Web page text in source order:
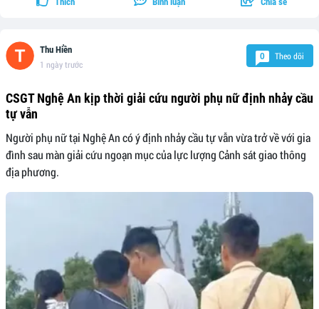
Thu Hiền
1 ngày trước
0 Theo dõi
CSGT Nghệ An kịp thời giải cứu người phụ nữ định nhảy cầu
tự vẫn
Người phụ nữ tại Nghệ An có ý định nhảy cầu tự vẫn vừa trở về với gia
đình sau màn giải cứu ngoạn mục của lực lượng Cảnh sát giao thông
địa phương.